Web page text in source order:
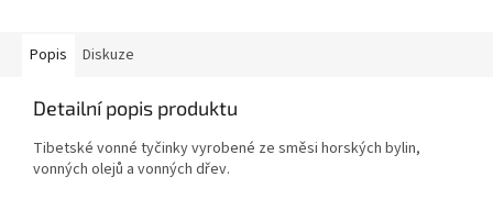
Popis Diskuze
Detailní popis produktu
Tibetské vonné tyčinky vyrobené ze směsi horských bylin,
vonných olejů a vonných dřev.